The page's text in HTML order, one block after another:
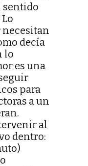
sentido
decía
lo
es una
para
a un
al
dentro: